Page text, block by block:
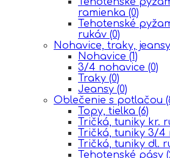
ramienka (0)
Tehotenské
rukáv (0)
Nohavice, traky, jeansy
Nohavice (1)
3/4 nohavice (0)
Traky (0)
Jeansy (0)
Oblečenie s potlačou
Topy, tielka (6)
Tričká, tuniky kr.
Tričká, tuniky 3/4
Tričká, tuniky dl.
Tehotenské pásy